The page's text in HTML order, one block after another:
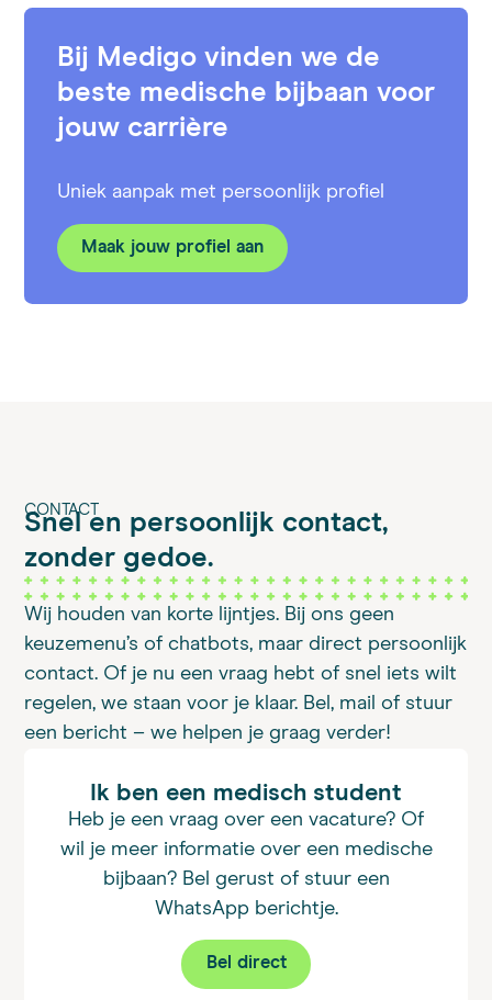
Bij Medigo vinden we de
beste medische bijbaan voor
jouw carrière
Uniek aanpak met persoonlijk profiel
Maak jouw profiel aan
CONTACT
Snel en persoonlijk contact,
zonder gedoe.
Wij houden van korte lijntjes. Bij ons geen
keuzemenu’s of chatbots, maar direct persoonlijk
contact. Of je nu een vraag hebt of snel iets wilt
regelen, we staan voor je klaar. Bel, mail of stuur
een bericht – we helpen je graag verder!
Ik ben een medisch student
Heb je een vraag over een vacature? Of
wil je meer informatie over een medische
bijbaan? Bel gerust of stuur een
WhatsApp berichtje.
Bel direct